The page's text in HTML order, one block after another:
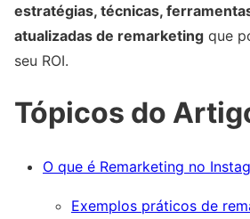
estratégias, técnicas,
atualizadas de remarketing que
seu ROI.
Tópicos do
O que é Remarketing no
Exemplos práticos de